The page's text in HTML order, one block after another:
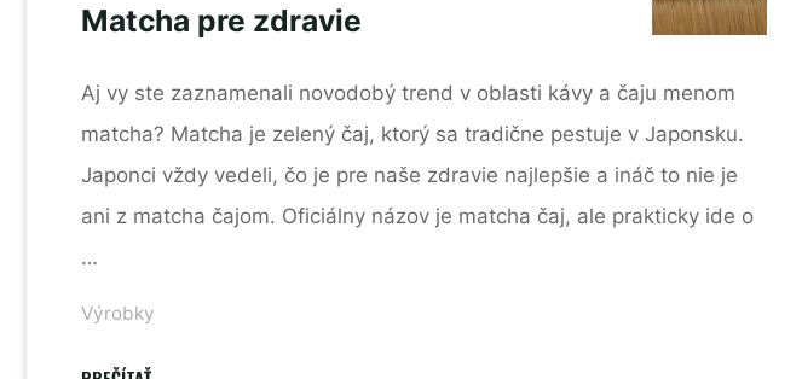
Matcha pre zdravie
Aj vy ste zaznamenali novodobý trend v oblasti kávy a čaju menom
matcha? Matcha je zelený čaj, ktorý sa tradične pestuje v Japonsku.
Japonci vždy vedeli, čo je pre naše zdravie najlepšie a ináč to nie je
ani z matcha čajom. Oficiálny názov je matcha čaj, ale prakticky ide o
…
Výrobky